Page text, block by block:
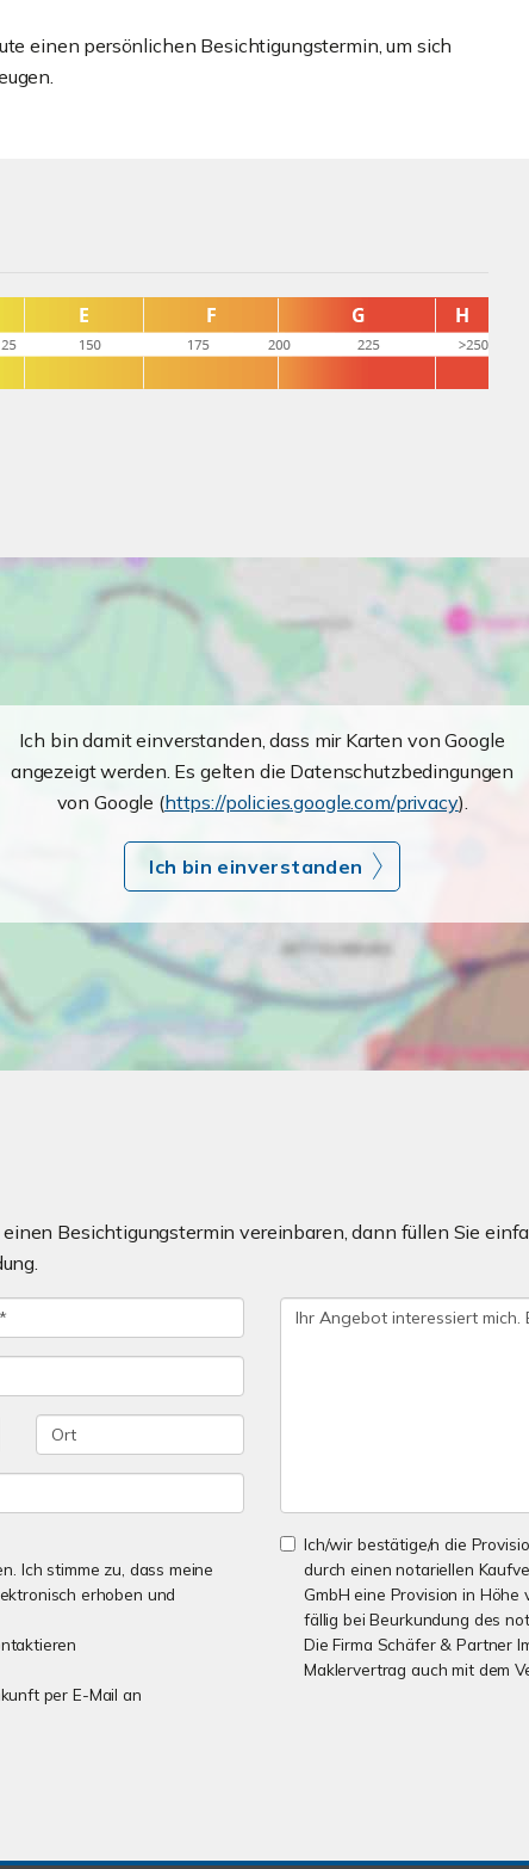
einen persönlichen Besichtigungstermin, um sich
Ich bin damit einverstanden, dass mir Karten von Google
angezeigt werden. Es gelten die Datenschutzbedingungen
von Google (https://policies.google.com/privacy).
Ich bin einverstanden
Besichtigungstermin vereinbaren, dann füllen Sie
Ich stimme zu, dass meine
erhoben und
per E-Mail an
Ich/wir bestätige/n die
durch einen notariellen
GmbH eine Provision in Höhe
fällig bei Beurkundung des
Die Firma Schäfer & Partner
Maklervertrag auch mit dem